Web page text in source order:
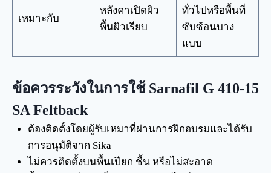
เหมาะกับ
หลังคาเปิดผิว
พื้นผิวเรียบ
ทั่วไปหรือพื้นที่
ซับซ้อนบาง
แบบ
ข้อควรระวังในการใช้ Sarnafil G 410-15
SA Feltback
ต้องติดตั้งโดยผู้รับเหมาที่ผ่านการฝึกอบรมและได้รับ
การอนุมัติจาก Sika
ไม่ควรติดตั้งบนพื้นเปียก ชื้น หรือไม่สะอาด